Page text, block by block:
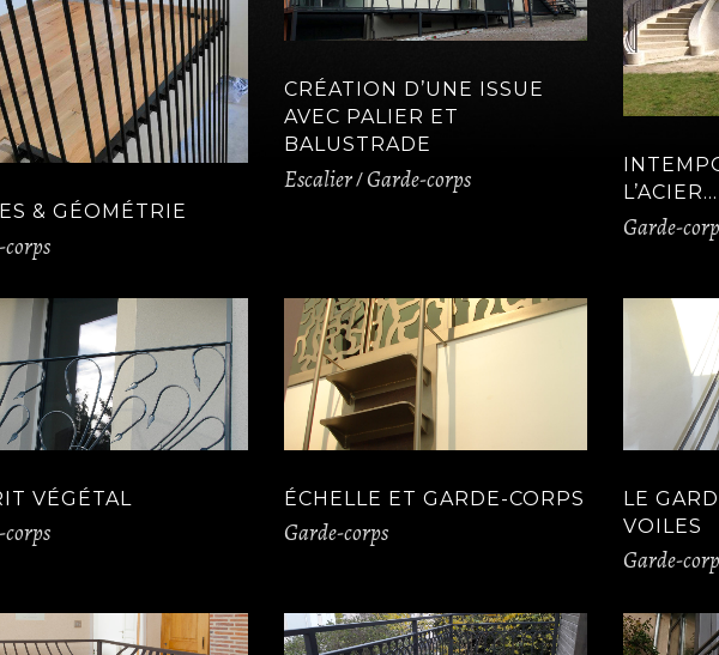
& GÉOMÉTRIE
CRÉATION D’UNE ISSUE
AVEC PALIER ET
BALUSTRADE
Escalier Garde-corps
L’ACIER…
Garde-
VÉGÉTAL ÉCHELLE ET GARDE-CORPS
Garde-corps
LE
VOILES
Garde-